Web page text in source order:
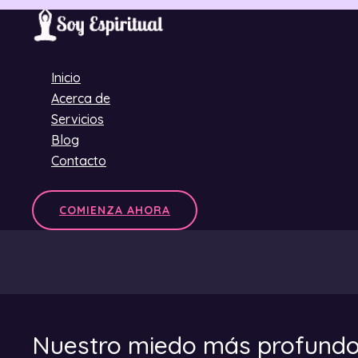
Ir
Inicio
Acerca de
Servicios
Blog
Contacto
COMIENZA AHORA
Nuestro miedo más